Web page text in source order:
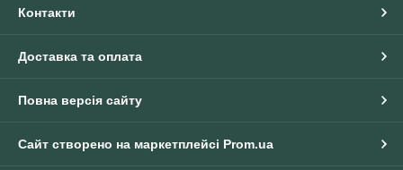
Контакти
Доставка та оплата
Повна версія сайту
Сайт створено на маркетплейсі Prom.ua